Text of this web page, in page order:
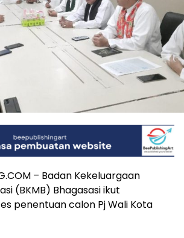
– Badan Kekeluargaan
(BKMB) Bhagasasi ikut
penentuan calon Pj Wali Kota